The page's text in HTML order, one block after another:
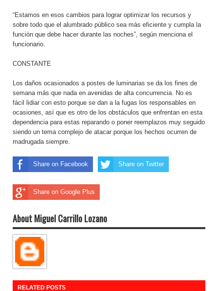
“Estamos en esos cambios para lograr optimizar los recursos y
sobre todo que el alumbrado público sea más eficiente y cumpla la
función que debe hacer durante las noches”, según menciona el
funcionario.
CONSTANTE
Los daños ocasionados a postes de luminarias se da los fines de
semana más que nada en avenidas de alta concurrencia. No es
fácil lidiar con esto porque se dan a la fugas los responsables en
ocasiones, así que es otro de los obstáculos que enfrentan en esta
dependencia para estas reparando o poner reemplazos muy seguido
siendo un tema complejo de atacar porque los hechos ocurren de
madrugada siempre.
Share on Facebook Share on Twitter
Share on Google Plus
About Miguel Carrillo Lozano
RELATED POSTS